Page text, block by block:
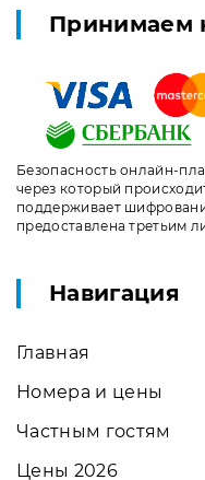
Принимаем
Безопасность онлайн-
через который
поддерживает
предоставлена третьим
Навигация
Главная
Номера и цены
Частным гостям
Цены 2026